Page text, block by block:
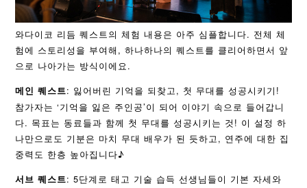
와다이코 리듬 퀘스트의 체험 내용은 아주 심플합니다. 전체 체
험에 스토리성을 부여해, 하나하나의 퀘스트를 클리어하면서 앞
으로 나아가는 방식이에요.
메인 퀘스트: 잃어버린 기억을 되찾고, 첫 무대를 성공시키기!
참가자는 ‘기억을 잃은 주인공’이 되어 이야기 속으로 들어갑니
다. 목표는 동료들과 함께 첫 무대를 성공시키는 것! 이 설정 하
나만으로도 기분은 마치 무대 배우가 된 듯하고, 연주에 대한 집
중력도 한층 높아집니다♪
서브 퀘스트: 5단계로 태고 기술 습득 선생님들이 기본 자세와